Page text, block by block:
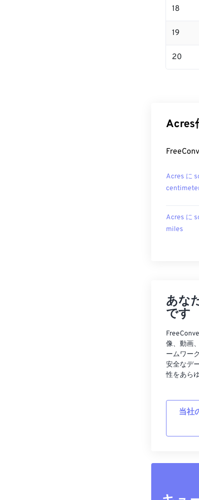
18
19
20
Acres
Acres に
Acres に
miles
あな
です
像、動画
ームワー
安全なデ
性をあら
当社